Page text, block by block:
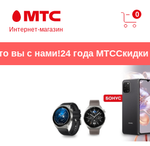
Интернет-магазин
0
с нами!24 года МТС Скидки до